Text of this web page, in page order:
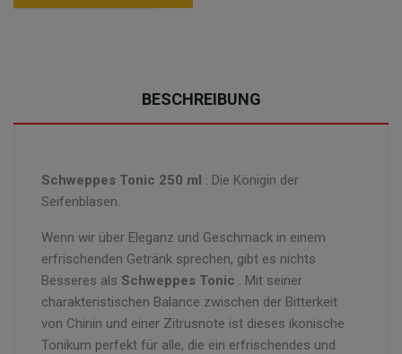
BESCHREIBUNG
Schweppes Tonic 250 ml : Die Königin der
Seifenblasen.
Wenn wir über Eleganz und Geschmack in einem
erfrischenden Getränk sprechen, gibt es nichts
Besseres als Schweppes Tonic . Mit seiner
charakteristischen Balance zwischen der Bitterkeit
von Chinin und einer Zitrusnote ist dieses ikonische
Tonikum perfekt für alle, die ein erfrischendes und